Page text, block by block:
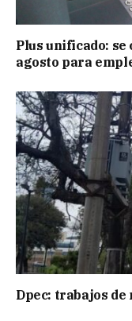
Plus unificado:
agosto para
Dpec: trabajos